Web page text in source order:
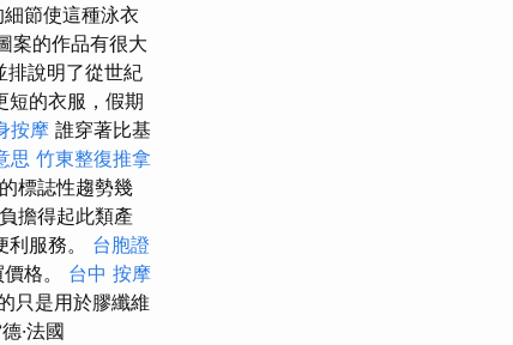
節使這種泳衣
案的作品有很大
排說明了從世紀
短的衣服，假期
按摩 誰穿著比基
思 竹東整復推拿
標誌性趨勢幾
擔得起此類產
服務。 台胞證
格。 台中 按摩
只是用於膠纖維
·法國